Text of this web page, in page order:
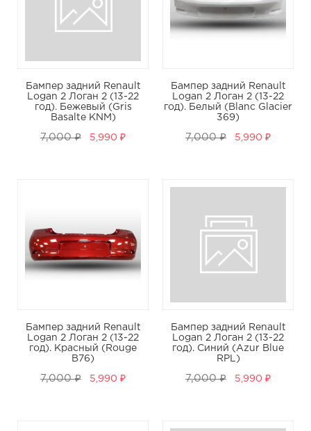
Бампер задний Renault
Logan 2 Логан 2 (13-22
год). Бежевый (Gris
Basalte KNM)
7,000 ₽ 5,990 ₽
Бампер задний Renault
Logan 2 Логан 2 (13-22
год). Белый (Blanc Glacier
369)
7,000 ₽ 5,990 ₽
Бампер задний Renault
Logan 2 Логан 2 (13-22
год). Красный (Rouge
B76)
7,000 ₽ 5,990 ₽
Бампер задний Renault
Logan 2 Логан 2 (13-22
год). Синий (Azur Blue
RPL)
7,000 ₽ 5,990 ₽